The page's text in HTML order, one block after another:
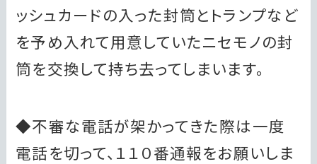
ッシュカードの入った封筒とトランプなど
を予め入れて用意していたニセモノの封
筒を交換して持ち去ってしまいます。
◆不審な電話が架かってきた際は一度
電話を切って、１１０番通報をお願いしま